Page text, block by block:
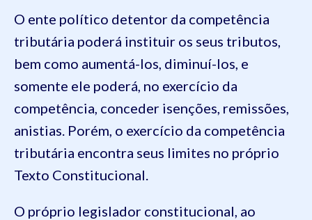
O ente político detentor da competência
tributária poderá instituir os seus tributos,
bem como aumentá-los, diminuí-los, e
somente ele poderá, no exercício da
competência, conceder isenções, remissões,
anistias. Porém, o exercício da competência
tributária encontra seus limites no próprio
Texto Constitucional.
O próprio legislador constitucional, ao